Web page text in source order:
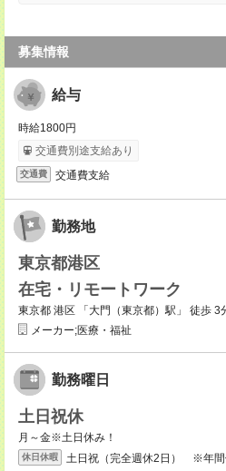
募集情報
給与
時給1800円
交通費別途支給あり
交通費 交通費支給
勤務地
東京都港区
在宅・リモートワーク
東京都 港区 「大門（東京都）駅」 徒歩 3
メーカー;医療・福祉
勤務曜日
土日祝休
月～金※土日休み！
休日休暇 土日祝（完全週休2日） ※年間